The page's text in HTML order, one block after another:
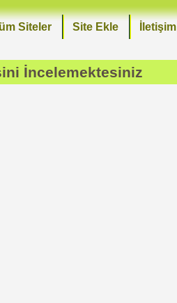
İletişim
Site Ekle
Siteler
İncelemektesiniz